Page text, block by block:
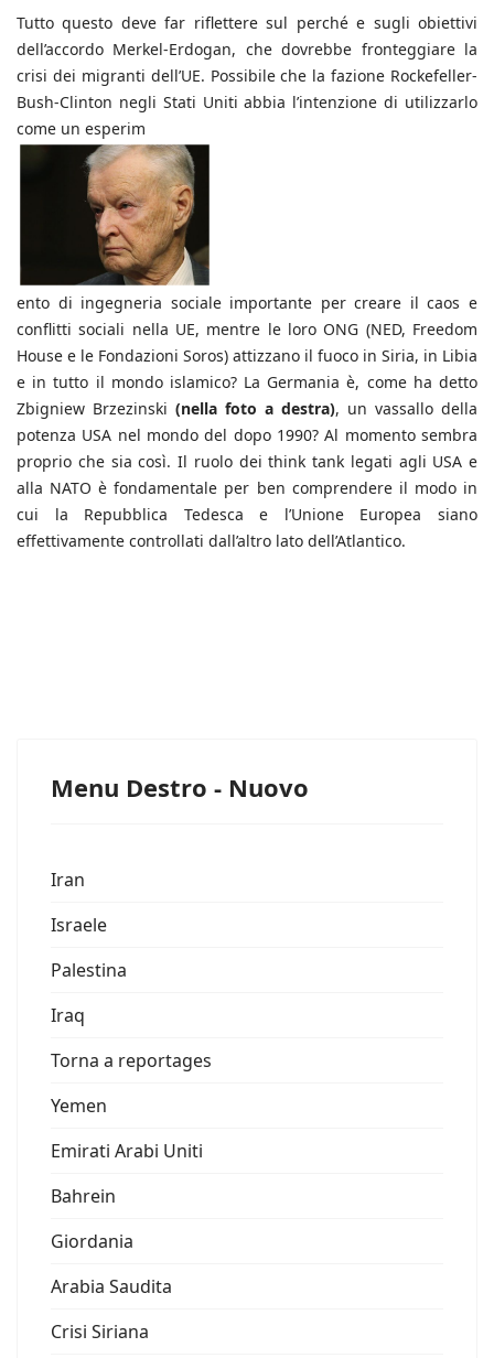
Tutto questo deve far riflettere sul perché e sugli obiettivi
dell’accordo Merkel-Erdogan, che dovrebbe fronteggiare la
crisi dei migranti dell’UE. Possibile che la fazione Rockefeller-
Bush-Clinton negli Stati Uniti abbia l’intenzione di utilizzarlo
come un esperim
ento di ingegneria sociale importante per creare il caos e
conflitti sociali nella UE, mentre le loro ONG (NED, Freedom
House e le Fondazioni Soros) attizzano il fuoco in Siria, in Libia
e in tutto il mondo islamico? La Germania è, come ha detto
Zbigniew Brzezinski (nella foto a destra), un vassallo della
potenza USA nel mondo del dopo 1990? Al momento sembra
proprio che sia così. Il ruolo dei think tank legati agli USA e
alla NATO è fondamentale per ben comprendere il modo in
cui la Repubblica Tedesca e l’Unione Europea siano
effettivamente controllati dall’altro lato dell’Atlantico.
Menu Destro - Nuovo
Iran
Israele
Palestina
Iraq
Torna a reportages
Yemen
Emirati Arabi Uniti
Bahrein
Giordania
Arabia Saudita
Crisi Siriana